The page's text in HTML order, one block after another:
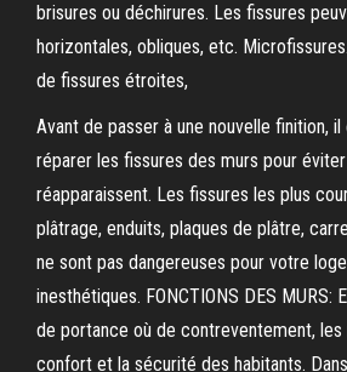
brisures ou déchirures. Les fissures
horizontales, obliques, etc.
de fissures étroites,
Avant de passer à une nouvelle finition,
réparer les fissures des murs pour
réapparaissent. Les fissures les plus
plâtrage, enduits, plaques de plâtre,
ne sont pas dangereuses pour votre
inesthétiques. FONCTIONS DES MURS:
de portance où de contreventement, les
confort et la sécurité des habitants.